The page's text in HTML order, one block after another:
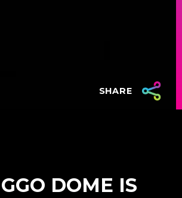
SHARE
DOME IS